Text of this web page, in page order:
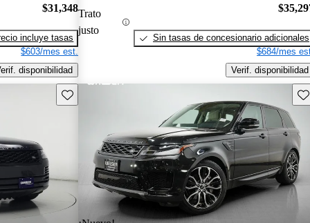
$31,348
incluye tasas
$603/mes est.
disponibilidad
Trato
justo
Sin tasas de concesionario adicionales
$684/mes
Verif. disponibilidad
Guarda este Aviso